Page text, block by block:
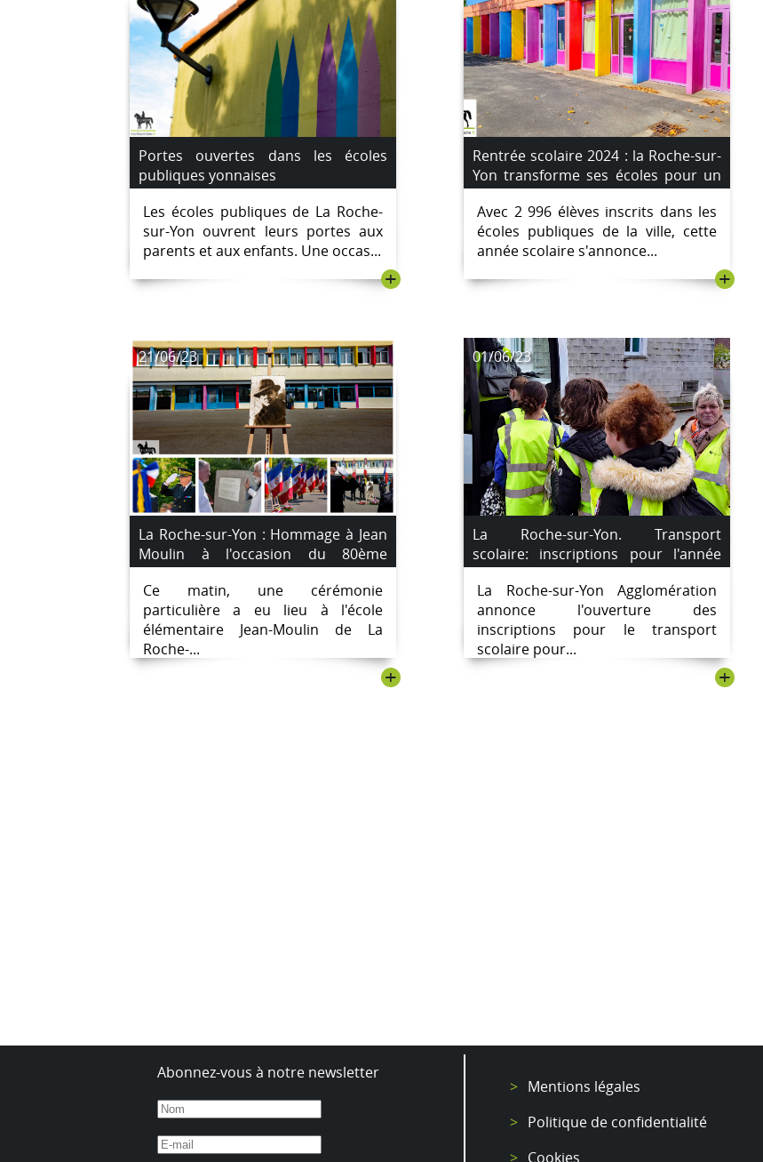
Portes ouvertes dans les écoles
publiques yonnaises
Les écoles publiques de La Roche-
sur-Yon ouvrent leurs portes aux
parents et aux enfants. Une occas...
+
Rentrée scolaire 2024 : la Roche-sur-
Yon transforme ses écoles pour un
accueil optimal
Avec 2 996 élèves inscrits dans les
écoles publiques de la ville, cette
année scolaire s'annonce...
+
21/06/23
La Roche-sur-Yon : Hommage à Jean
Moulin à l'occasion du 80ème
anniversaire de sa mort à l'école qui
porte son nom.
Ce matin, une cérémonie
particulière a eu lieu à l'école
élémentaire Jean-Moulin de La
Roche-...
+
01/06/23
La Roche-sur-Yon. Transport
scolaire: inscriptions pour l'année
2023-2024 à partir du 1er juin.
La Roche-sur-Yon Agglomération
annonce l'ouverture des
inscriptions pour le transport
scolaire pour...
+
Abonnez-vous à notre newsletter
Mentions légales
Politique de confidentialité
Cookies